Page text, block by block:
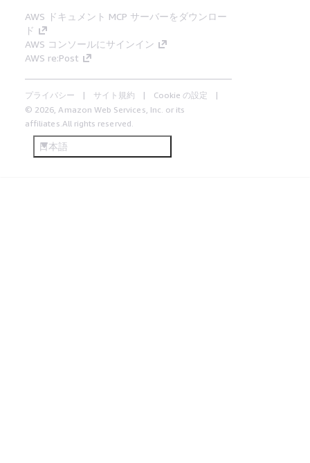
AWS ドキュメント MCP サーバーをダウンロー
ド
AWS コンソールにサインイン
AWS re:Post
プライバシー サイト規約
Cookie の設定
© 2026, Amazon Web Services, Inc. or its
affiliates.All rights reserved.
日本語